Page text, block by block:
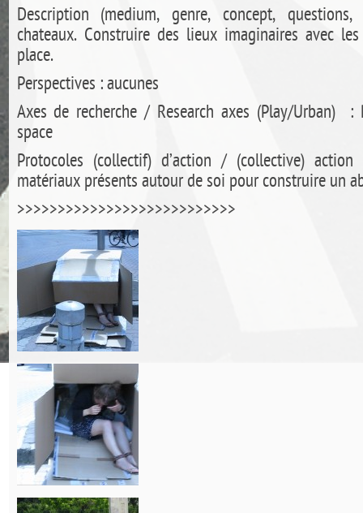
Description (medium, genre, concept,
chateaux. Construire des lieux imaginaires avec
place.
Perspectives : aucunes
Axes de recherche / Research axes (Play/Urban)
space
Protocoles (collectif) d’action / (collective)
matériaux présents autour de soi pour construire un
>>>>>>>>>>>>>>>>>>>>>>>>>>>